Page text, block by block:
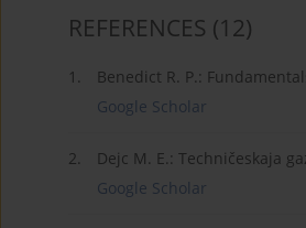
REFERENCES (12)
1.
Benedict R. P.:
Google Scholar
2.
Dejc M. E.: Techničeskaja
Google Scholar